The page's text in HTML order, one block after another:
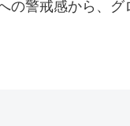
の警戒感から、